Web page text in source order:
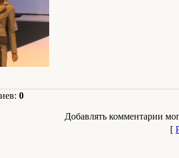
: 0
Добавлять комментарии
[